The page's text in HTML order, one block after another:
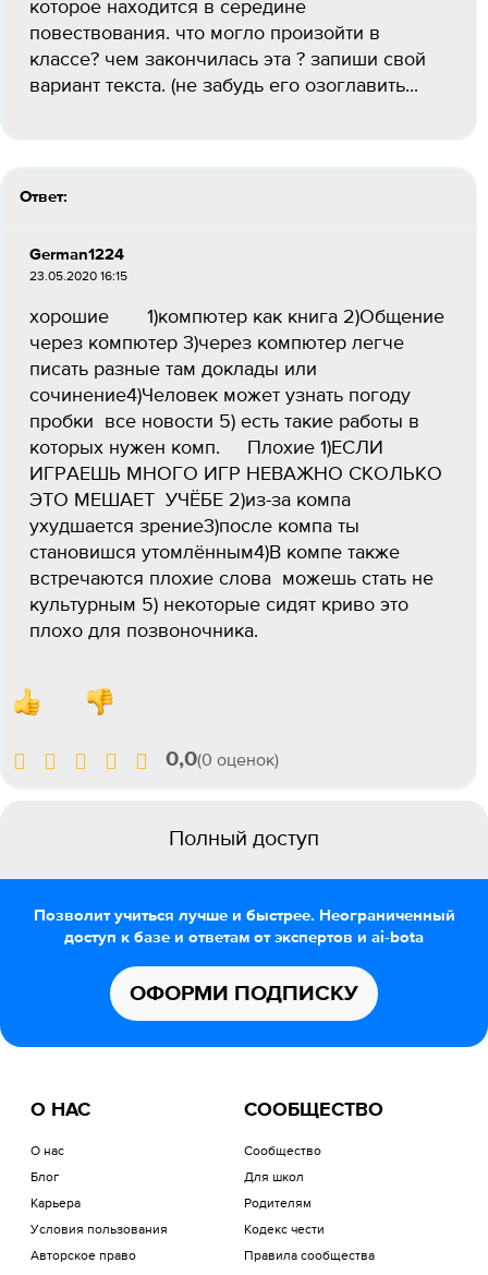
которое находится в середине
повествования. что могло произойти в
классе? чем закончилась эта ? запиши свой
вариант текста. (не забудь его озоглавить...
Ответ:
German1224
23.05.2020 16:15
хорошие 1)компютер как книга 2)Общение
через компютер 3)через компютер легче
писать разные там доклады или
сочинение4)Человек может узнать погоду
пробки все новости 5) есть такие работы в
которых нужен комп. Плохие 1)ЕСЛИ
ИГРАЕШЬ МНОГО ИГР НЕВАЖНО СКОЛЬКО
ЭТО МЕШАЕТ УЧЁБЕ 2)из-за компа
ухудшается зрение3)после компа ты
становишся утомлённым4)В компе также
встречаются плохие слова можешь стать не
культурным 5) некоторые сидят криво это
плохо для позвоночника.
0,0(0 оценок)
Полный доступ
Позволит учиться лучше и быстрее. Неограниченный
доступ к базе и ответам от экспертов и ai-bota
ОФОРМИ ПОДПИСКУ
О НАС
О нас
Блог
Карьера
Условия пользования
Авторское право
СООБЩЕСТВО
Сообщество
Для школ
Родителям
Кодекс чести
Правила сообщества